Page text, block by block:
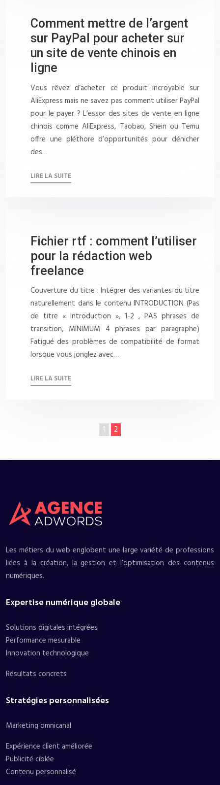
Comment mettre de l’argent
sur PayPal pour acheter sur
un site de vente chinois en
ligne
Vous rêvez d’acheter ce produit incroyable sur
AliExpress mais ne savez pas comment utiliser PayPal
pour le payer ? L’essor des sites de vente en ligne
chinois comme AliExpress, Taobao, Shein ou Temu
offre une pléthore d’opportunités pour dénicher
des…
LIRE LA SUITE
Fichier rtf : comment l’utiliser
pour la rédaction web
freelance
Couverture du titre : Intégrer des variantes du titre
naturellement dans le contenu INTRODUCTION (Pas
de titre « Introduction », 1-2 , PAS phrases de
transition, MINIMUM 4 phrases par paragraphe)
Fatigué des problèmes de compatibilité de format
lorsque vous jonglez avec…
LIRE LA SUITE
1 2
Les métiers du web englobent une large variété de professions
liées à la création, la gestion et l’optimisation des contenus
numériques.
Expertise numérique globale
Solutions digitales intégrées
Performance mesurable
Innovation technologique
Résultats concrets
Stratégies personnalisées
Marketing omnicanal
Expérience client améliorée
Publicité ciblée
Contenu personnalisé